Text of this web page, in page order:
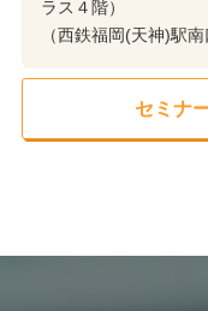
ラス４階）
（西鉄福岡(天神)駅
セミナ